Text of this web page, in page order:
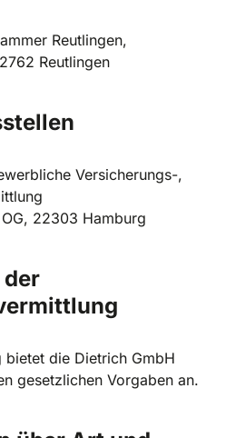
Reutlingen,
Reutlingen
Versicherungs-,
22303 Hamburg
der
bietet die Dietrich GmbH
gesetzlichen Vorgaben an.